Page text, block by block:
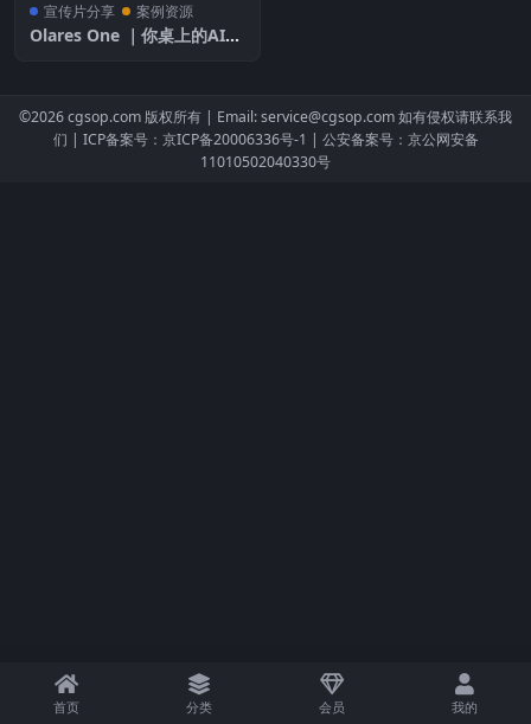
宣传片分享 案例资源
Olares One ｜你桌上的AI超
©2026cgsop.com 版权所有 | Email: service@cgsop.com如有侵权请联系我
们 | ICP备案号：京ICP备20006336号-1 | 公安备案号：京公网安备
11010502040330号
首页 分类 会员 我的